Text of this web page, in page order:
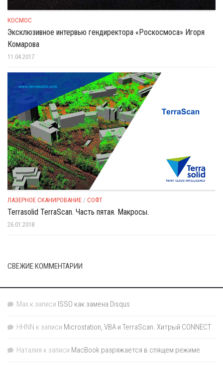
КОСМОС
Эксклюзивное интервью гендиректора «Роскосмоса» Игоря
Комарова
11.04.2017
ЛАЗЕРНОЕ СКАНИРОВАНИЕ / СОФТ
Terrasolid TerraScan. Часть пятая. Макросы.
26.01.2018
СВЕЖИЕ КОММЕНТАРИИ
Max к записи ISSO как замена Disqus
HHNN к записи Microstation, VBA и TerraScan. Хитрый CONNECT
Наталия к записи MacBook разряжается в спящем режиме